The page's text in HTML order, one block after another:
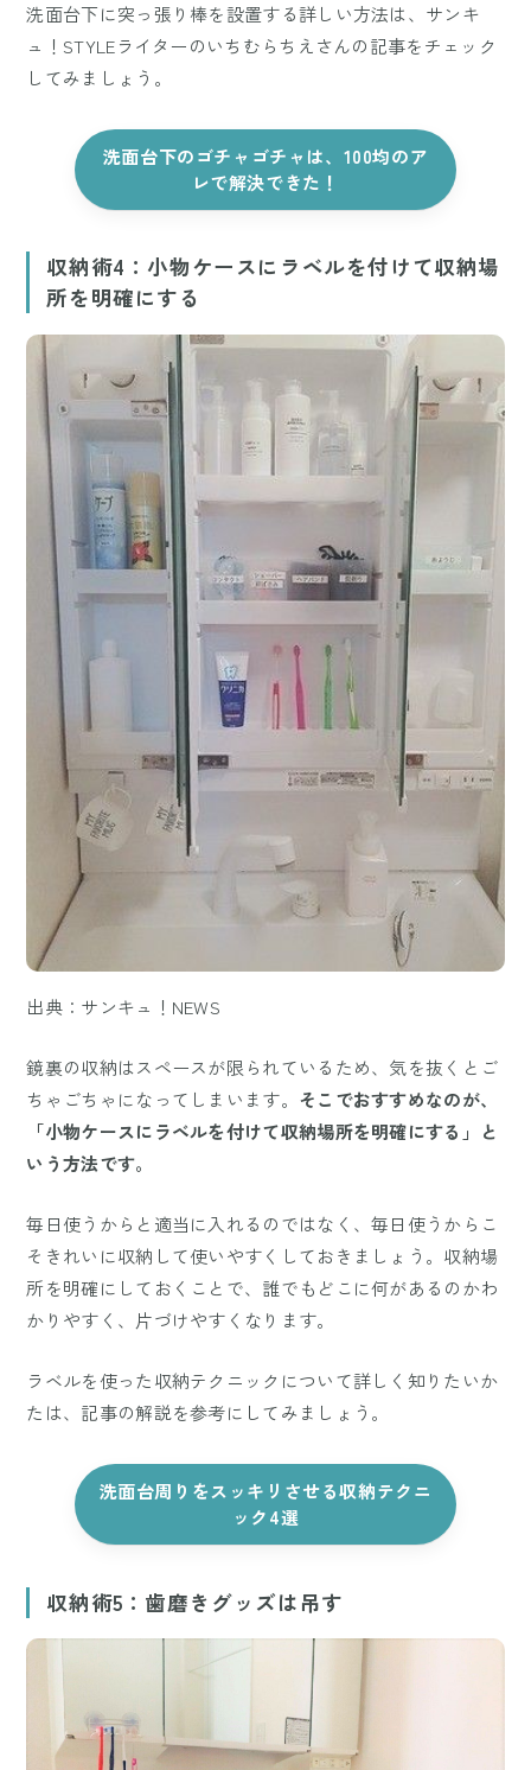
洗面台下に突っ張り棒を設置する詳しい方法は、サンキ
ュ！STYLEライターのいちむらちえさんの記事をチェック
してみましょう。
洗面台下のゴチャゴチャは、100均のア
レで解決できた！
収納術4：小物ケースにラベルを付けて収納場
所を明確にする
出典：サンキュ！NEWS
鏡裏の収納はスペースが限られているため、気を抜くとご
ちゃごちゃになってしまいます。 そこでおすすめなのが、
「小物ケースにラベルを付けて収納場所を明確にする」と
いう方法です。
毎日使うからと適当に入れるのではなく、毎日使うからこ
そきれいに収納して使いやすくしておきましょう。収納場
所を明確にしておくことで、誰でもどこに何があるのかわ
かりやすく、片づけやすくなります。
ラベルを使った収納テクニックについて詳しく知りたいか
たは、記事の解説を参考にしてみましょう。
洗面台周りをスッキリさせる収納テクニ
ック4選
収納術5：歯磨きグッズは吊す